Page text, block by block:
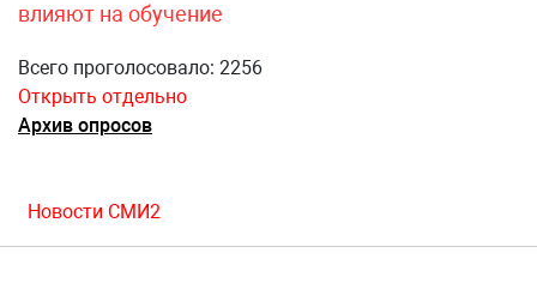
влияют на обучение
Всего проголосовало: 2256
Открыть отдельно
Архив опросов
Новости СМИ2